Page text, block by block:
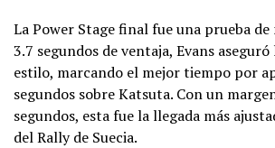
La Power Stage final fue una prueba de
3.7 segundos de ventaja, Evans
estilo, marcando el mejor tiempo por
segundos sobre Katsuta. Con un
segundos, esta fue la llegada más
del Rally de Suecia.